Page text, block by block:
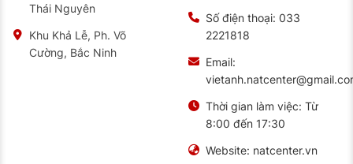
Thái Nguyên
Khu Khả Lễ, Ph. Võ
Cường, Bắc Ninh
Số điện thoại: 033
2221818
Email:
Thời gian làm việc: Từ
8:00 đến 17:30
Website: natcenter.vn